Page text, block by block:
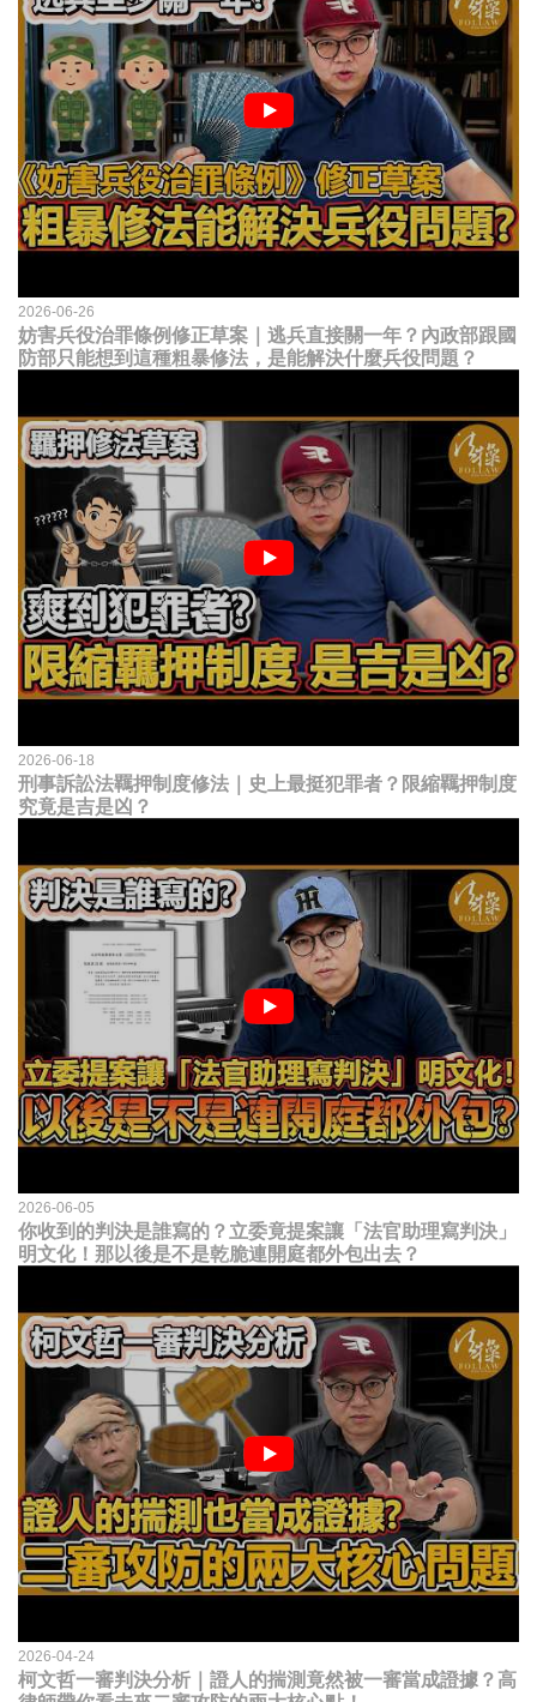
2026-06-26
妨害兵役治罪條例修正草案｜逃兵直接關一年？內政部跟國
防部只能想到這種粗暴修法，是能解決什麼兵役問題？
2026-06-18
刑事訴訟法羈押制度修法｜史上最挺犯罪者？限縮羈押制度
究竟是吉是凶？
2026-06-05
你收到的判決是誰寫的？立委竟提案讓「法官助理寫判決」
明文化！那以後是不是乾脆連開庭都外包出去？
2026-04-24
柯文哲一審判決分析｜證人的揣測竟然被一審當成證據？高